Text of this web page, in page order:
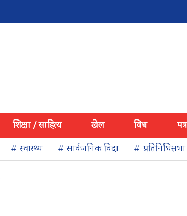
शिक्षा / साहित्य खेल विश्व
# स्वास्थ्य # सार्वजनिक विदा # प्रतिनिधिसभा